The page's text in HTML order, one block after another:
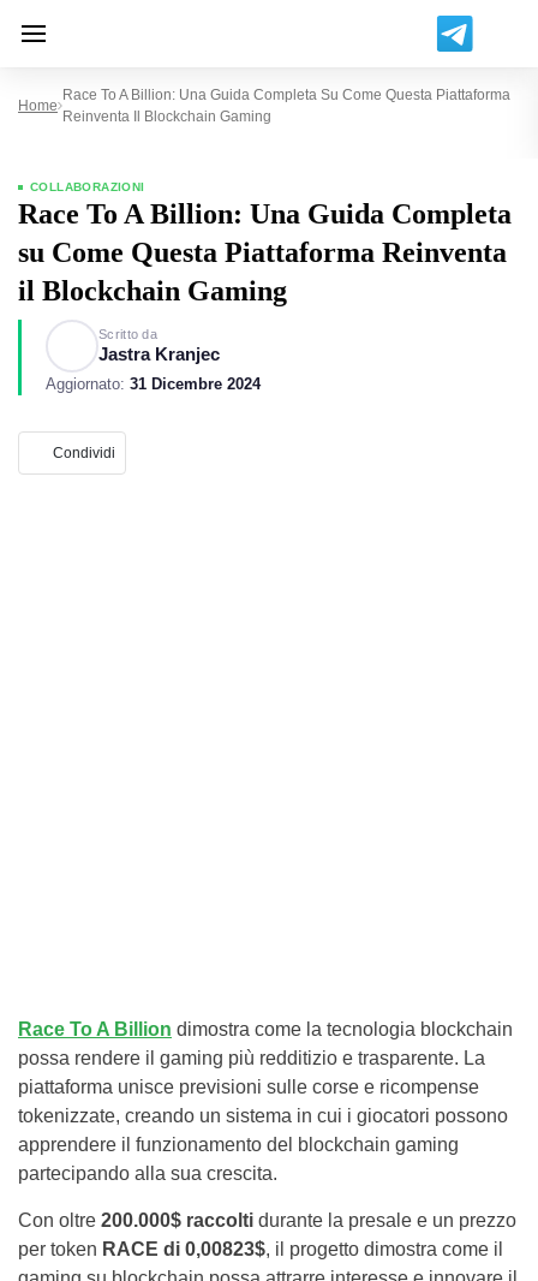
Home
Race To A Billion: Una Guida Completa Su Come Questa Piattaforma
Reinventa Il Blockchain Gaming
COLLABORAZIONI
Race To A Billion: Una Guida Completa
su Come Questa Piattaforma Reinventa
il Blockchain Gaming
Scritto da
Jastra Kranjec
Aggiornato: 31 Dicembre 2024
Condividi
Race To A Billion dimostra come la tecnologia blockchain
possa rendere il gaming più redditizio e trasparente. La
piattaforma unisce previsioni sulle corse e ricompense
tokenizzate, creando un sistema in cui i giocatori possono
apprendere il funzionamento del blockchain gaming
partecipando alla sua crescita.
Con oltre 200.000$ raccolti durante la presale e un prezzo
per token RACE di 0,00823$, il progetto dimostra come il